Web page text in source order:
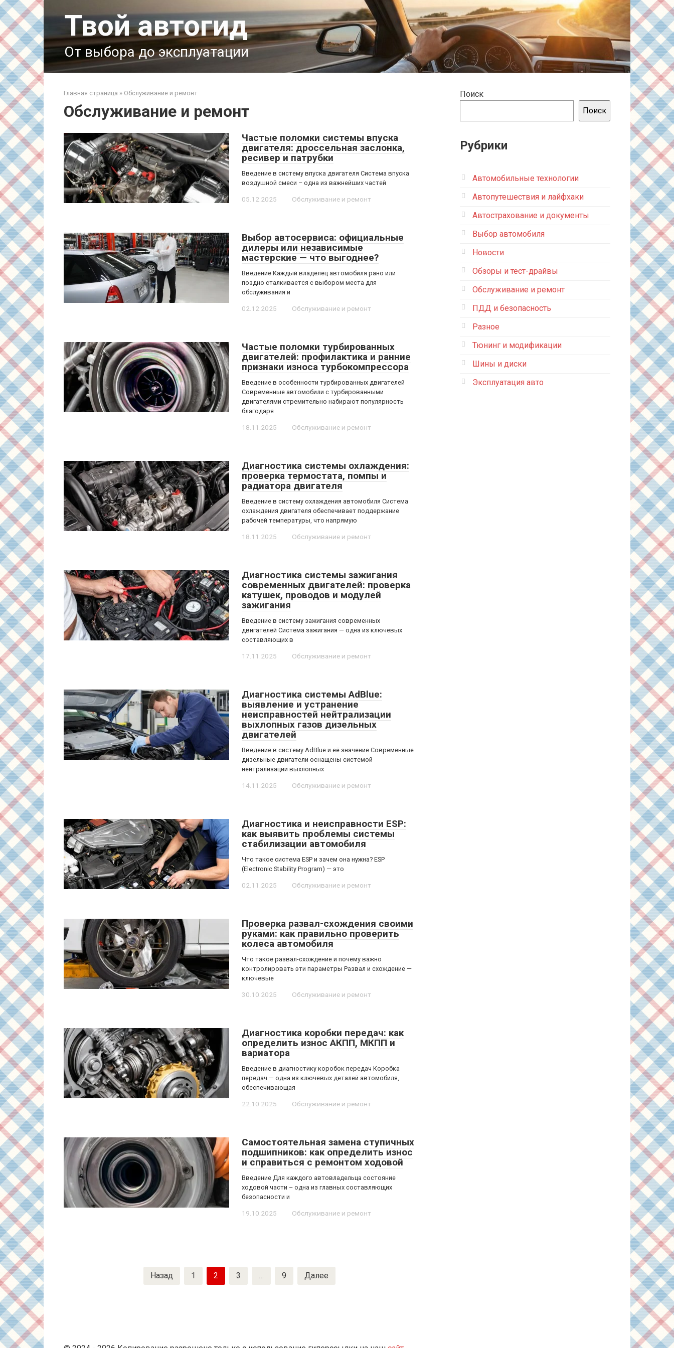
Перейти
к
контенту
Твой автогид
От выбора до эксплуатации
Главная страница » Обслуживание и ремонт
Обслуживание и ремонт
Частые поломки системы впуска
двигателя: дроссельная заслонка,
ресивер и патрубки
Введение в систему впуска двигателя Система впуска
воздушной смеси – одна из важнейших частей
05.12.2025 Обслуживание и ремонт
Выбор автосервиса: официальные
дилеры или независимые
мастерские — что выгоднее?
Введение Каждый владелец автомобиля рано или
поздно сталкивается с выбором места для
обслуживания и
02.12.2025 Обслуживание и ремонт
Частые поломки турбированных
двигателей: профилактика и ранние
признаки износа турбокомпрессора
Введение в особенности турбированных двигателей
Современные автомобили с турбированными
двигателями стремительно набирают популярность
благодаря
18.11.2025 Обслуживание и ремонт
Диагностика системы охлаждения:
проверка термостата, помпы и
радиатора двигателя
Введение в систему охлаждения автомобиля Система
охлаждения двигателя обеспечивает поддержание
рабочей температуры, что напрямую
18.11.2025 Обслуживание и ремонт
Диагностика системы зажигания
современных двигателей: проверка
катушек, проводов и модулей
зажигания
Введение в систему зажигания современных
двигателей Система зажигания — одна из ключевых
составляющих в
17.11.2025 Обслуживание и ремонт
Диагностика системы AdBlue:
выявление и устранение
неисправностей нейтрализации
выхлопных газов дизельных
двигателей
Введение в систему AdBlue и её значение Современные
дизельные двигатели оснащены системой
нейтрализации выхлопных
14.11.2025 Обслуживание и ремонт
Диагностика и неисправности ESP:
как выявить проблемы системы
стабилизации автомобиля
Что такое система ESP и зачем она нужна? ESP
(Electronic Stability Program) — это
02.11.2025 Обслуживание и ремонт
Проверка развал-схождения своими
руками: как правильно проверить
колеса автомобиля
Что такое развал-схождение и почему важно
контролировать эти параметры Развал и схождение —
ключевые
30.10.2025 Обслуживание и ремонт
Диагностика коробки передач: как
определить износ АКПП, МКПП и
вариатора
Введение в диагностику коробок передач Коробка
передач — одна из ключевых деталей автомобиля,
обеспечивающая
22.10.2025 Обслуживание и ремонт
Самостоятельная замена ступичных
подшипников: как определить износ
и справиться с ремонтом ходовой
Введение Для каждого автовладельца состояние
ходовой части – одна из главных составляющих
безопасности и
19.10.2025 Обслуживание и ремонт
Назад 1 2 3 … 9 Далее
Поиск
Поиск
Рубрики
Автомобильные технологии
Автопутешествия и лайфхаки
Автострахование и документы
Выбор автомобиля
Новости
Обзоры и тест-драйвы
Обслуживание и ремонт
ПДД и безопасность
Разное
Тюнинг и модификации
Шины и диски
Эксплуатация авто